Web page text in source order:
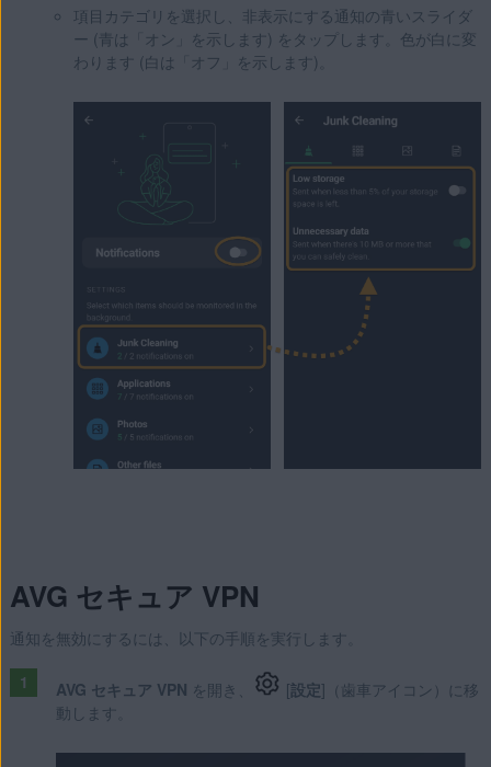
項目カテゴリを選択し、非表示にする通知の青いスライダ
ー (青は「オン」を示します) をタップします。色が白に変
わります (白は「オフ」を示します)。
AVG セキュア VPN
通知を無効にするには、以下の手順を実行します。
AVG セキュア VPN を開き、 [設定]（歯車アイコン）に移
動します。